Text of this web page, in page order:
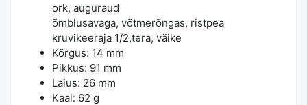
ork, auguraud
õmblusavaga, võtmerõngas, ristpea
kruvikeeraja 1/2,tera, väike
Kõrgus: 14 mm
Pikkus: 91 mm
Laius: 26 mm
Kaal: 62 g